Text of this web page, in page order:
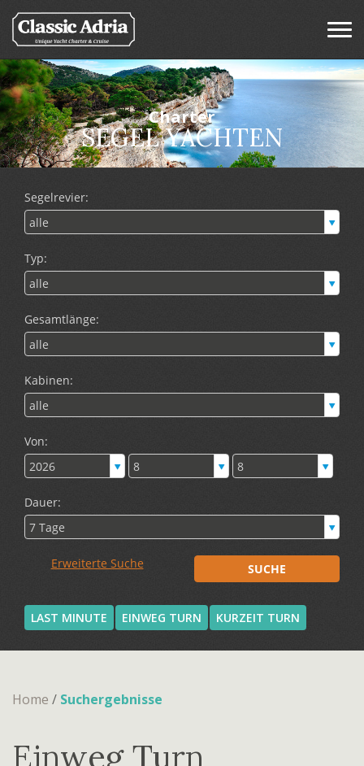
Charter
SEGEL YACHTEN
LAST MINUTE EINWEG TURN KURZEIT TURN
Home / Suchergebnisse
Einweg Turn